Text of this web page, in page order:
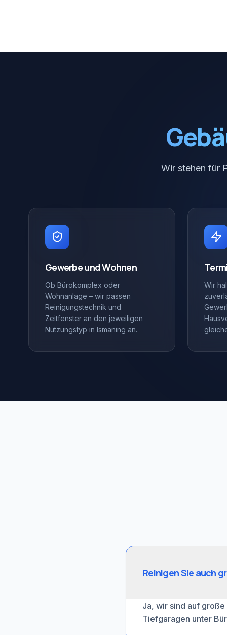
Wir stehen für
Gewerbe und Wohnen
Ob Bürokomplex oder
Wohnanlage – wir passen
Reinigungstechnik und
Zeitfenster an den jeweiligen
Nutzungstyp in Ismaning an.
Wir
Reinigen Sie auch
Ja, wir sind auf
Tiefgaragen unter